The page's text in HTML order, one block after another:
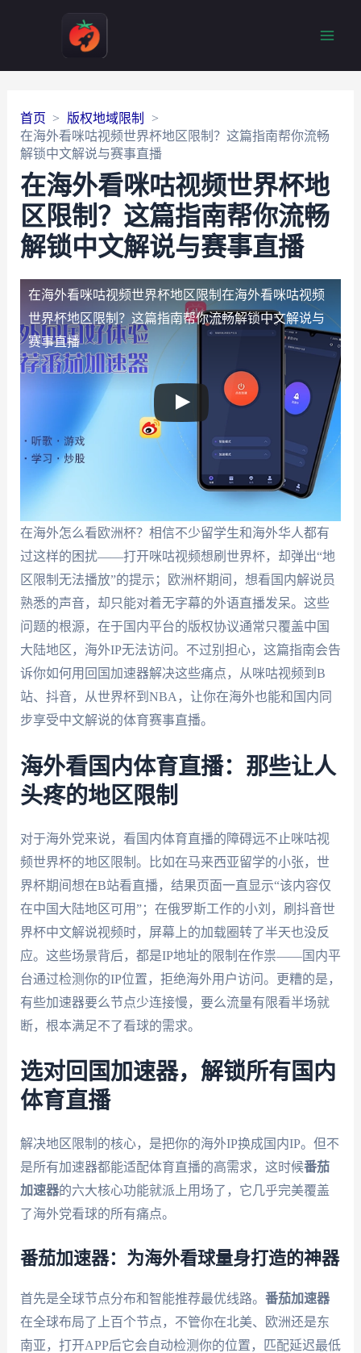
首页
版权地域限制
在海外看咪咕视频世界杯地区限制？这篇指南帮你流畅
解锁中文解说与赛事直播
在海外看咪咕视频世界杯地
区限制？这篇指南帮你流畅
解锁中文解说与赛事直播
在海外看咪咕视频世界杯地区限制 在海外看咪咕视频
世界杯地区限制？这篇指南帮你流畅解锁中文解说与
赛事直播
在海外怎么看欧洲杯？相信不少留学生和海外华人都有
过这样的困扰——打开咪咕视频想刷世界杯，却弹出“地
区限制无法播放”的提示；欧洲杯期间，想看国内解说员
熟悉的声音，却只能对着无字幕的外语直播发呆。这些
问题的根源，在于国内平台的版权协议通常只覆盖中国
大陆地区，海外IP无法访问。不过别担心，这篇指南会告
诉你如何用回国加速器解决这些痛点，从咪咕视频到B
站、抖音，从世界杯到NBA，让你在海外也能和国内同
步享受中文解说的体育赛事直播。
海外看国内体育直播：那些让人
头疼的地区限制
对于海外党来说，看国内体育直播的障碍远不止咪咕视
频世界杯的地区限制。比如在马来西亚留学的小张，世
界杯期间想在B站看直播，结果页面一直显示“该内容仅
在中国大陆地区可用”；在俄罗斯工作的小刘，刷抖音世
界杯中文解说视频时，屏幕上的加载圈转了半天也没反
应。这些场景背后，都是IP地址的限制在作祟——国内平
台通过检测你的IP位置，拒绝海外用户访问。更糟的是，
有些加速器要么节点少连接慢，要么流量有限看半场就
断，根本满足不了看球的需求。
选对回国加速器，解锁所有国内
体育直播
解决地区限制的核心，是把你的海外IP换成国内IP。但不
是所有加速器都能适配体育直播的高需求，这时候番茄
加速器的六大核心功能就派上用场了，它几乎完美覆盖
了海外党看球的所有痛点。
番茄加速器：为海外看球量身打造的神器
首先是全球节点分布和智能推荐最优线路。 番茄加速器
在全球布局了上百个节点，不管你在北美、欧洲还是东
南亚，打开APP后它会自动检测你的位置，匹配延迟最低